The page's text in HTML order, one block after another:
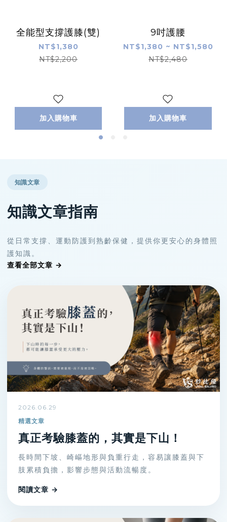
全能型支撐護膝(雙)
NT$1,380
NT$2,200
加入購物車
9吋護腰
NT$1,380 ~ NT$1,580
NT$2,480
加入購物車
知識文章
知識文章指南
從日常支撐、運動防護到熟齡保健，提供你更安心的身體照
護知識。
查看全部文章 →
2026.06.29
精選文章
真正考驗膝蓋的，其實是下山！
長時間下坡、崎嶇地形與負重行走，容易讓膝蓋與下
肢累積負擔，影響步態與活動流暢度。
閱讀文章 →